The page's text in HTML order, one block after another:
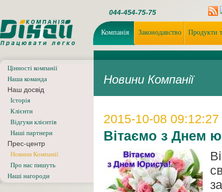
044-454-75-75
Компанія Законодавство Продукти
Новини Компанії
Цінності компанії
Наша команда
Наш досвід
Iсторiя
Клієнти
Відгуки клієнтів
Наші партнери
Прес-центр
Новини Компанії
Про нас пишуть
Наші нагороди
2015-10-08 09:12:27
Вітаємо з Днем